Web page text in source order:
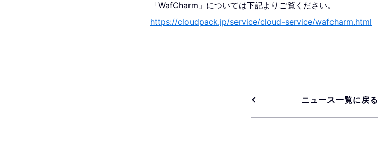
「WafCharm」については下記よりご覧ください。
https://cloudpack.jp/service/cloud-service/wafcharm.html
ニュース一覧に戻る